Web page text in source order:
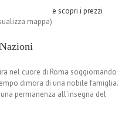
e scopri i prezzi
mappa)
nel cuore di Roma soggiornando
dimora di una nobile famiglia.
permanenza all’insegna del